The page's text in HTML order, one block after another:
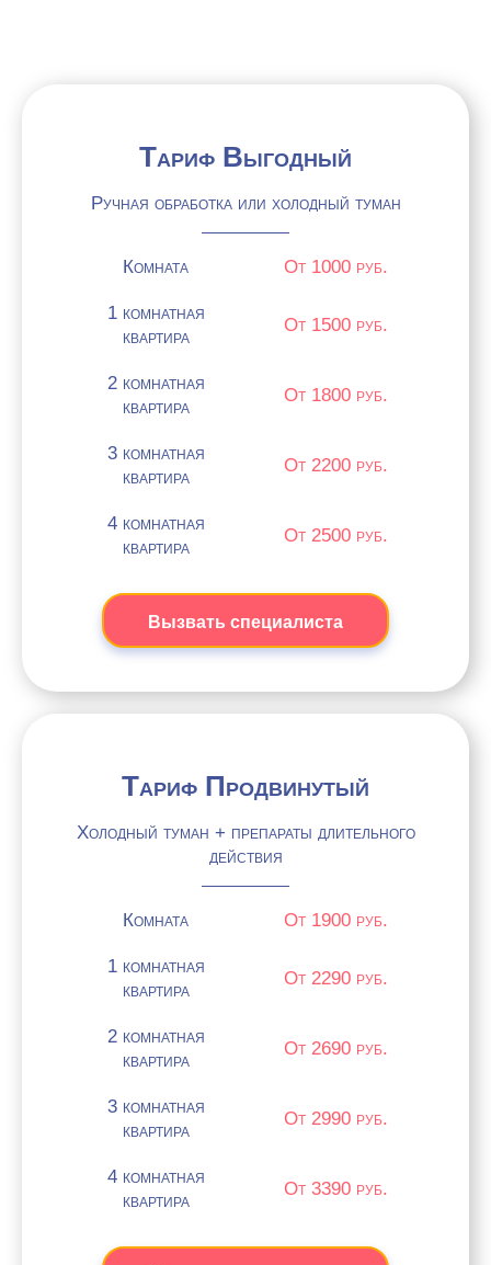
Тариф Выгодный
Ручная обработка или холодный туман
Комната От 1000 руб.
1 комнатная
квартира
От 1500 руб.
2 комнатная
квартира
От 1800 руб.
3 комнатная
квартира
От 2200 руб.
4 комнатная
квартира
От 2500 руб.
Вызвать специалиста
Тариф Продвинутый
Холодный туман + препараты длительного
действия
Комната От 1900 руб.
1 комнатная
квартира
От 2290 руб.
2 комнатная
квартира
От 2690 руб.
3 комнатная
квартира
От 2990 руб.
4 комнатная
квартира
От 3390 руб.